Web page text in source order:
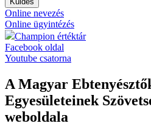
Online nevezés
Online ügyintézés
Champion értéktár
Facebook oldal
Youtube csatorna
A Magyar
Egyesületeinek
weboldala